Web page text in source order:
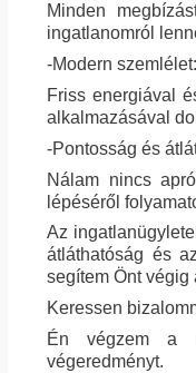
Minden
ingatlanomról
-Modern szemlélet:
Friss energiával
alkalmazásával
-Pontosság és
Nálam nincs
lépéséről
Az
átláthatóság és
segítem Önt végig
Keressen
Én végzem a
végeredményt.